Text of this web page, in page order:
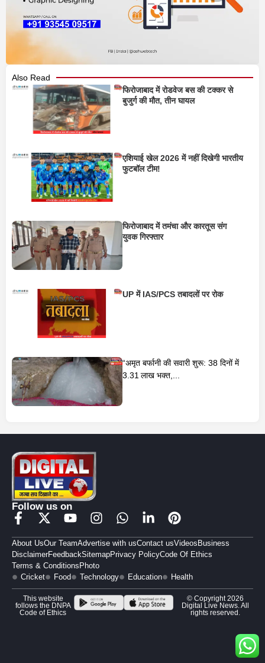
Also Read
फिरोजाबाद में रोडवेज बस की टक्कर से
बुजुर्ग की मौत, तीन घायल
एशियाई खेल 2026 में नहीं दिखेगी भारतीय
फुटबॉल टीम!
फिरोजाबाद में तमंचा और कारतूस संग
युवक गिरफ्तार
UP में IAS/PCS तबादलों पर रोक
“अमृत बर्फानी की सवारी शुरू: 38 दिनों में
3.31 लाख भक्त,...
Follow us on
About UsOur TeamAdvertise with usContact usVideos Business
DisclaimerFeedbackSitemapPrivacy PolicyCode Of Ethics
Terms & Conditions Photo
Cricket
Food Technology Education Health
This website
follows the DNPA
Code of Ethics
© Copyright 2026
Digital Live News. All
rights reserved.